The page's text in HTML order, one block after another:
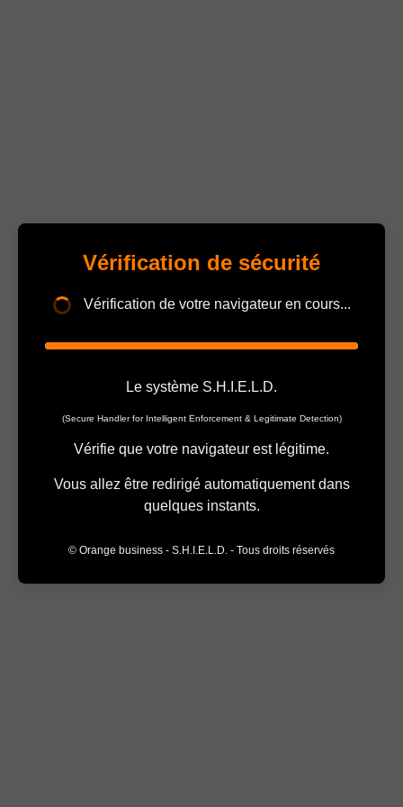
Vérification de sécurité
Vérification de votre navigateur en cours...
Le système S.H.I.E.L.D.
(Secure Handler for Intelligent Enforcement & Legitimate Detection)
Vérifie que votre navigateur est légitime.
Vous allez être redirigé automatiquement dans
quelques instants.
© Orange business - S.H.I.E.L.D. - Tous droits réservés